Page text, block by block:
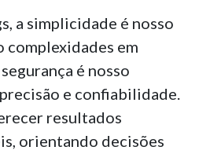
a simplicidade é nosso
complexidades em
é nosso
e confiabilidade.
resultados
orientando decisões